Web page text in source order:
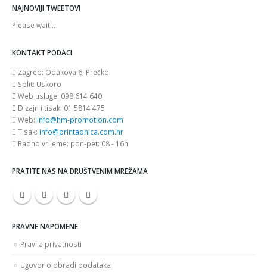
NAJNOVIJI TWEETOVI
Please wait...
KONTAKT PODACI
Zagreb: Odakova 6, Prečko
Split: Uskoro
Web usluge: 098 614 640
Dizajn i tisak: 01 5814 475
Web: info@hm-promotion.com
Tisak: info@printaonica.com.hr
Radno vrijeme: pon-pet: 08 - 16h
PRATITE NAS NA DRUŠTVENIM MREŽAMA
PRAVNE NAPOMENE
Pravila privatnosti
Ugovor o obradi podataka